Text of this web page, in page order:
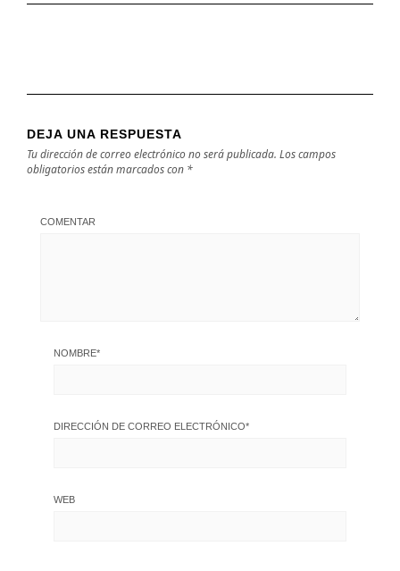
DEJA UNA RESPUESTA
Tu dirección de correo electrónico no será publicada. Los campos
obligatorios están marcados con *
COMENTAR
NOMBRE*
DIRECCIÓN DE CORREO ELECTRÓNICO*
WEB